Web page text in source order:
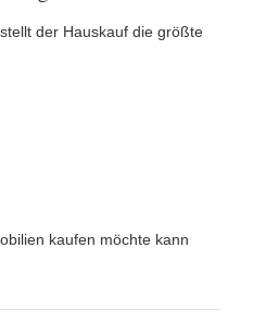
der Hauskauf die größte
kaufen möchte kann